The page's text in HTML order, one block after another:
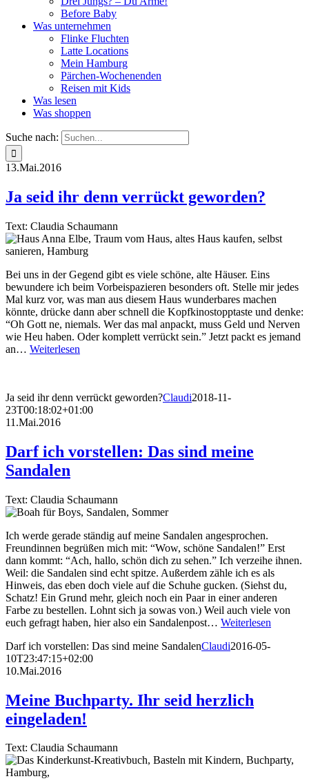
Before Baby
Was unternehmen
Flinke Fluchten
Latte Locations
Mein Hamburg
Pärchen-Wochenenden
Reisen mit Kids
Was lesen
Was shoppen
Suche nach:
13.Mai.2016
Ja seid ihr denn verrückt geworden?
Text: Claudia Schaumann
Bei uns in der Gegend gibt es viele schöne, alte Häuser. Eins
bewundere ich beim Vorbeispazieren besonders oft. Stelle mir jedes
Mal kurz vor, was man aus diesem Haus wunderbares machen
könnte, drücke dann aber schnell die Kopfkinostopptaste und denke:
“Oh Gott ne, niemals. Wer das mal anpackt, muss Geld und Nerven
wie Heu haben. Oder komplett verrückt sein.” Jetzt packt es jemand
an… Weiterlesen
Ja seid ihr denn verrückt geworden?Claudi2018-11-
23T00:18:02+01:00
11.Mai.2016
Darf ich vorstellen: Das sind meine
Sandalen
Text: Claudia Schaumann
Ich werde gerade ständig auf meine Sandalen angesprochen.
Freundinnen begrüßen mich mit: “Wow, schöne Sandalen!” Erst
dann kommt: “Ach, hallo, schön dich zu sehen.” Ich verzeihe ihnen.
Weil: die Sandalen sind echt spitze. Außerdem zähle ich es als
Hinweis, das eben doch viele auf die Schuhe gucken. (Siehst du,
Schatz! Ein Grund mehr, gleich noch ein Paar in einer anderen
Farbe zu bestellen. Lohnt sich ja sowas von.) Weil auch viele von
euch gefragt haben, hier also ein Sandalenpost… Weiterlesen
Darf ich vorstellen: Das sind meine SandalenClaudi2016-05-
10T23:47:15+02:00
10.Mai.2016
Meine Buchparty. Ihr seid herzlich
eingeladen!
Text: Claudia Schaumann